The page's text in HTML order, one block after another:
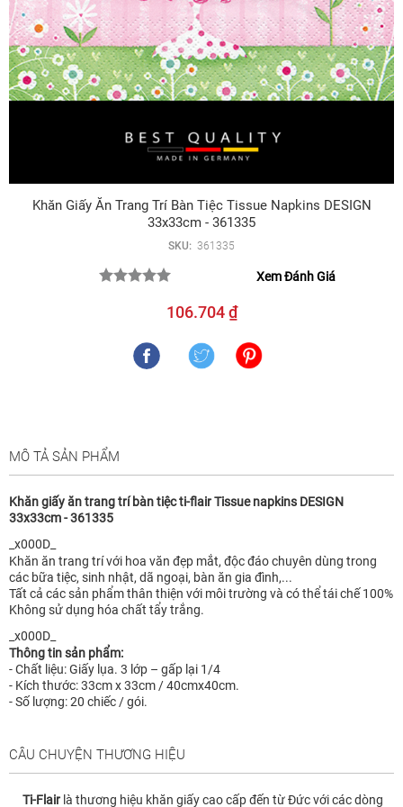
Khăn Giấy Ăn Trang Trí Bàn Tiệc Tissue Napkins DESIGN
33x33cm - 361335
SKU: 361335
Xem Đánh Giá
106.704 ₫
MÔ TẢ SẢN PHẨM
Khăn giấy ăn trang trí bàn tiệc ti-flair Tissue napkins DESIGN
33x33cm - 361335
_x000D_
Khăn ăn trang trí với hoa văn đẹp mắt, độc đáo chuyên dùng trong
các bữa tiệc, sinh nhật, dã ngoại, bàn ăn gia đình,...
Tất cả các sản phẩm thân thiện với môi trường và có thể tái chế 100%
Không sử dụng hóa chất tẩy trắng.
_x000D_
Thông tin sản phẩm:
- Chất liệu: Giấy lụa. 3 lớp – gấp lại 1/4
- Kích thước: 33cm x 33cm / 40cmx40cm.
- Số lượng: 20 chiếc / gói.
CÂU CHUYỆN THƯƠNG HIỆU
Ti-Flair là thương hiệu khăn giấy cao cấp đến từ Đức với các dòng